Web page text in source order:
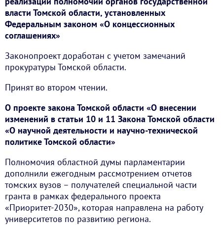
власти Томской области, установленных
Федеральным законом «О концессионных
соглашениях»
Законопроект доработан с учетом замечаний
прокуратуры Томской области.
Принят во втором чтении.
О проекте закона Томской области «О внесении
изменений в статьи 10 и 11 Закона Томской области
«О научной деятельности и научно-технической
политике Томской области»
Полномочия областной думы парламентарии
дополнили ежегодным рассмотрением отчетов
томских вузов – получателей специальной части
гранта в рамках федерального проекта
«Приоритет-2030», которая направлена на работу
университетов по развитию региона.